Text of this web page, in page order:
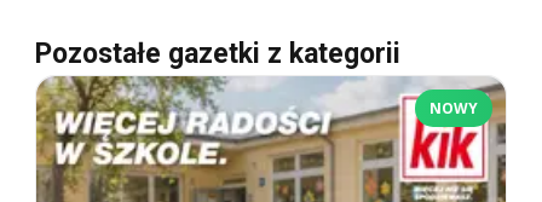
Pozostałe gazetki z kategorii
NOWY